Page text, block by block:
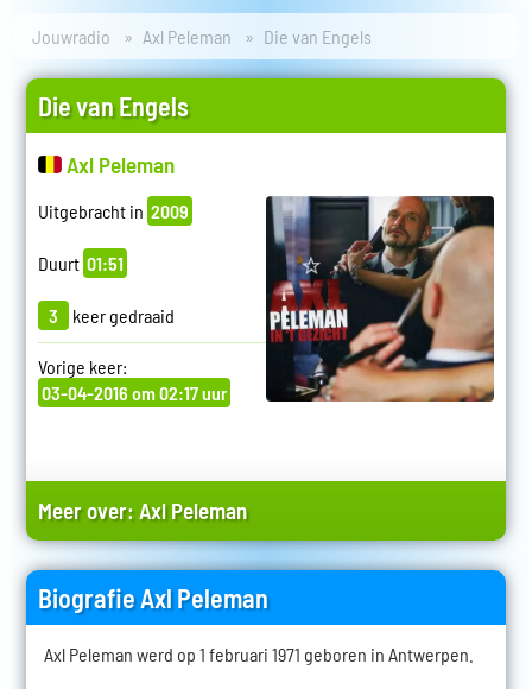
Jouwradio Axl Peleman Die van Engels
Die van Engels
Axl Peleman
Uitgebracht in 2009
Duurt 01:51
3 keer gedraaid
Vorige keer:
03-04-2016 om 02:17 uur
Meer over:Axl Peleman
Biografie Axl Peleman
Axl Peleman werd op 1 februari 1971 geboren in Antwerpen.